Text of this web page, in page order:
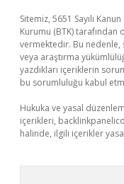
Sitemiz, 5651 Sayılı
Kurumu (BTK) tarafından
vermektedir. Bu
veya araştırma
yazdıkları içeriklerin
bu sorumluluğu kabul
Hukuka ve yasal
içerikleri,
halinde, ilgili içerikler